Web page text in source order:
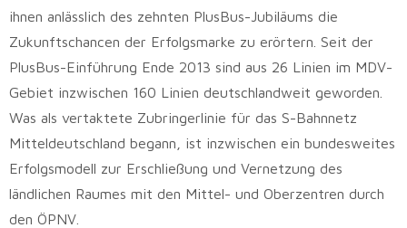
ihnen anlässlich des zehnten PlusBus-Jubiläums die
Zukunftschancen der Erfolgsmarke zu erörtern. Seit der
PlusBus-Einführung Ende 2013 sind aus 26 Linien im MDV-
Gebiet inzwischen 160 Linien deutschlandweit geworden.
Was als vertaktete Zubringerlinie für das S-Bahnnetz
Mitteldeutschland begann, ist inzwischen ein bundesweites
Erfolgsmodell zur Erschließung und Vernetzung des
ländlichen Raumes mit den Mittel- und Oberzentren durch
den ÖPNV.